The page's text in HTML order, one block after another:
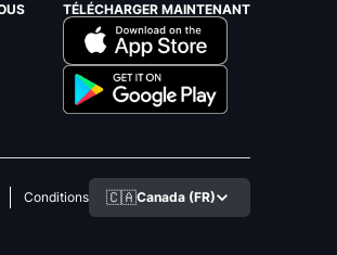
TÉLÉCHARGER MAINTENANT
Conditions 🇨🇦Canada (FR)